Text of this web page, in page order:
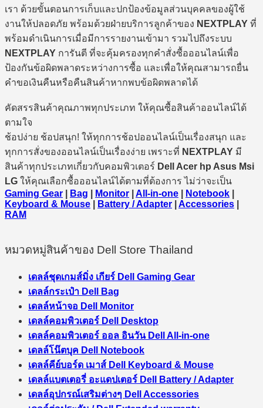
เรา ด้วยขั้นตอนการเก็บและปกป้องข้อมูลส่วนบุคคลของผู้ใช้
งานให้ปลอดภัย พร้อมด้วยฝ่ายบริการลูกค้าของ NEXTPLAY ที่
พร้อมดำเนินการเมื่อมีการรายงานเข้ามา รวมไปถึงระบบ
NEXTPLAY การันตี ที่จะคุ้มครองทุกคำสั่งซื้อออนไลน์เพื่อ
ป้องกันข้อผิดพลาดระหว่างการซื้อ และเพื่อให้คุณสามารถยื่น
คำขอเงินคืนหรือคืนสินค้าหากพบข้อผิดพลาดได้
คัดสรรสินค้าคุณภาพทุกประเภท ให้คุณซื้อสินค้าออนไลน์ได้
ตามใจ
ช้อปง่าย ช้อปสนุก! ให้ทุกการช้อปออนไลน์เป็นเรื่องสนุก และ
ทุกการสั่งของออนไลน์เป็นเรื่องง่าย เพราะที่ NEXTPLAY มี
สินค้าทุกประเภทเกี่ยวกับคอมพิวเตอร์ Dell Acer hp Asus Msi
LG ให้คุณเลือกซื้อออนไลน์ได้ตามที่ต้องการ ไม่ว่าจะเป็น
Gaming Gear
Bag Monitor All-in-one Notebook
Keyboard & Mouse
Battery / Adapter Accessories
RAM
หมวดหมู่สินค้าของ Dell Store Thailand
เดลล์ชุดเกมส์มิ่ง เกียร์ Dell Gaming Gear
เดลล์กระเป๋า Dell Bag
เดลล์หน้าจอ Dell Monitor
เดลล์คอมพิวเตอร์ Dell Desktop
เดลล์คอมพิวเตอร์ ออล อินวัน Dell All-in-one
เดลล์โน๊ตบุค Dell Notebook
เดลล์คีย์บอร์ด เมาส์ Dell Keyboard & Mouse
เดลล์แบตเตอรี่ อะแดปเตอร์ Dell Battery / Adapter
เดลล์อุปกรณ์เสริมต่างๆ Dell Accessories